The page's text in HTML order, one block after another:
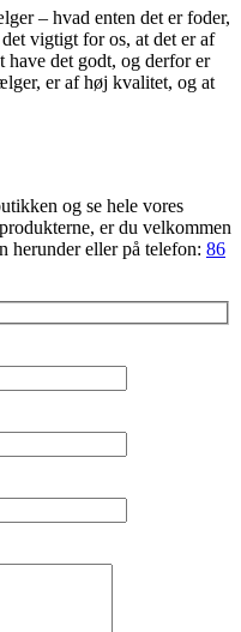
– hvad enten det er foder,
vigtigt for os, at det er af
have det godt, og derfor er
er af høj kvalitet, og at
og se hele vores
er du velkommen
herunder eller på telefon: 86